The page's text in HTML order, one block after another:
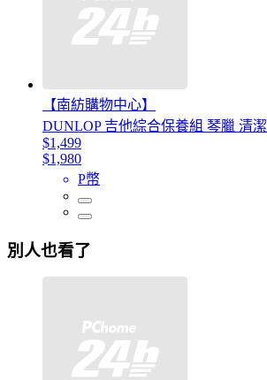
【南紡購物中心】
DUNLOP 吉他綜合保養組 琴臘 清
$1,499
$1,980
P幣
別人也看了